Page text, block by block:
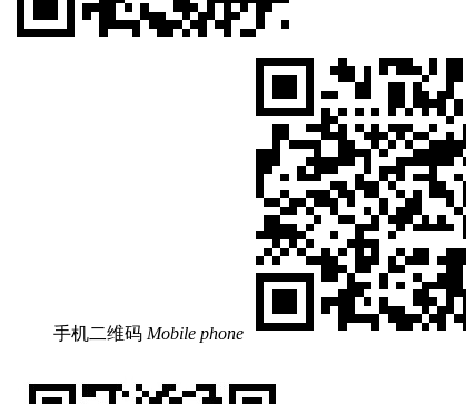
手机二维码 Mobile phone